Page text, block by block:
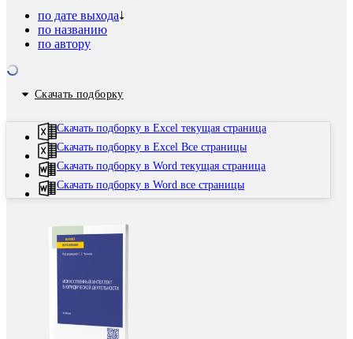
по дате выхода
по названию
по автору
Скачать подборку
Скачать подборку в Excel текущая страница
Скачать подборку в Excel Все страницы
Скачать подборку в Word текущая страница
Скачать подборку в Word все страницы